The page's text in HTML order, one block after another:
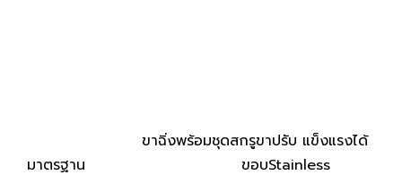
ขาฉิ่งพร้อมชุดสกรูขาปรับ แข็งแรงได้
มาตรฐาน ขอบStainless